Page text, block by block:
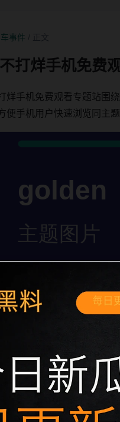
事件
打烊手机免费
烊手机免费观看专题站围
便手机用户快速浏览同主题
索场景
烊手机免费观看翻车事件
伸阅读方向。本站在整理